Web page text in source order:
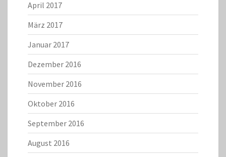
April 2017
März 2017
Januar 2017
Dezember 2016
November 2016
Oktober 2016
September 2016
August 2016